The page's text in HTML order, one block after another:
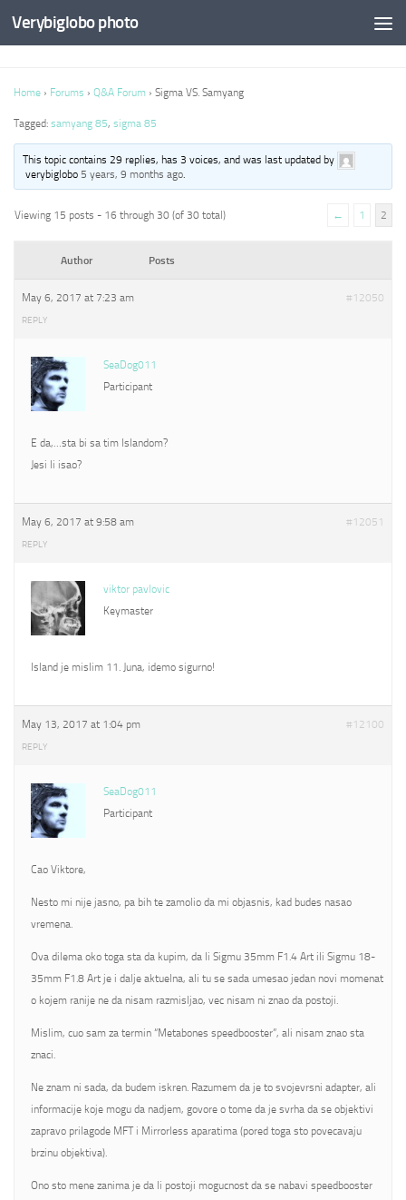
Verybiglobo photo
Home › Forums › Q&A Forum › Sigma VS. Samyang
Tagged: samyang 85, sigma 85
This topic contains 29 replies, has 3 voices, and was last updated by
verybiglobo 5 years, 9 months ago.
Viewing 15 posts - 16 through 30 (of 30 total) ← 1 2
Author Posts
May 6, 2017 at 7:23 am #12050
REPLY
SeaDog011
Participant
E da,…sta bi sa tim Islandom?
Jesi li isao?
May 6, 2017 at 9:58 am #12051
REPLY
viktor pavlovic
Keymaster
Island je mislim 11. Juna, idemo sigurno!
May 13, 2017 at 1:04 pm #12100
REPLY
SeaDog011
Participant
Cao Viktore,
Nesto mi nije jasno, pa bih te zamolio da mi objasnis, kad budes nasao
vremena.
Ova dilema oko toga sta da kupim, da li Sigmu 35mm F1.4 Art ili Sigmu 18-
35mm F1.8 Art je i dalje aktuelna, ali tu se sada umesao jedan novi momenat
o kojem ranije ne da nisam razmisljao, vec nisam ni znao da postoji.
Mislim, cuo sam za termin “Metabones speedbooster”, ali nisam znao sta
znaci.
Ne znam ni sada, da budem iskren. Razumem da je to svojevrsni adapter, ali
informacije koje mogu da nadjem, govore o tome da je svrha da se objektivi
zapravo prilagode MFT i Mirrorless aparatima (pored toga sto povecavaju
brzinu objektiva).
Ono sto mene zanima je da li postoji mogucnost da se nabavi speedbooster